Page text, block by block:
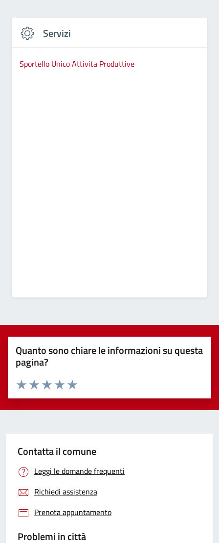
Servizi
Sportello Unico Attivita Produttive
Quanto sono chiare le informazioni su questa
pagina?
Valuta 5 stelle su 5
Valuta 4 stelle su 5
Valuta 3 stelle su 5
Valuta 2 stelle su 5
Valuta 1 stelle su 5
Contatta il comune
Leggi le domande frequenti
Richiedi assistenza
Prenota appuntamento
Problemi in città